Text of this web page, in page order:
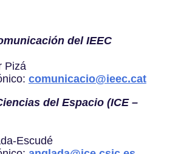
del IEEC
Pizá
comunicacio@ieec.cat
del Espacio (ICE –
Escudé